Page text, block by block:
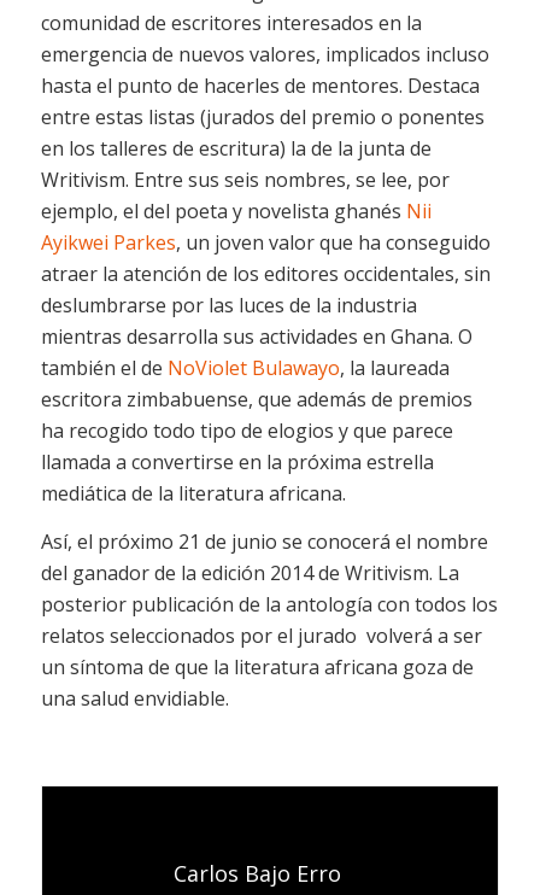
comunidad de escritores interesados en la
emergencia de nuevos valores, implicados incluso
hasta el punto de hacerles de mentores. Destaca
entre estas listas (jurados del premio o ponentes
en los talleres de escritura) la de la junta de
Writivism. Entre sus seis nombres, se lee, por
ejemplo, el del poeta y novelista ghanés Nii
Ayikwei Parkes, un joven valor que ha conseguido
atraer la atención de los editores occidentales, sin
deslumbrarse por las luces de la industria
mientras desarrolla sus actividades en Ghana. O
también el de NoViolet Bulawayo, la laureada
escritora zimbabuense, que además de premios
ha recogido todo tipo de elogios y que parece
llamada a convertirse en la próxima estrella
mediática de la literatura africana.
Así, el próximo 21 de junio se conocerá el nombre
del ganador de la edición 2014 de Writivism. La
posterior publicación de la antología con todos los
relatos seleccionados por el jurado volverá a ser
un síntoma de que la literatura africana goza de
una salud envidiable.
Carlos Bajo Erro